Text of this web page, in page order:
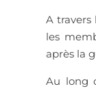
A travers
les
après la
Au long